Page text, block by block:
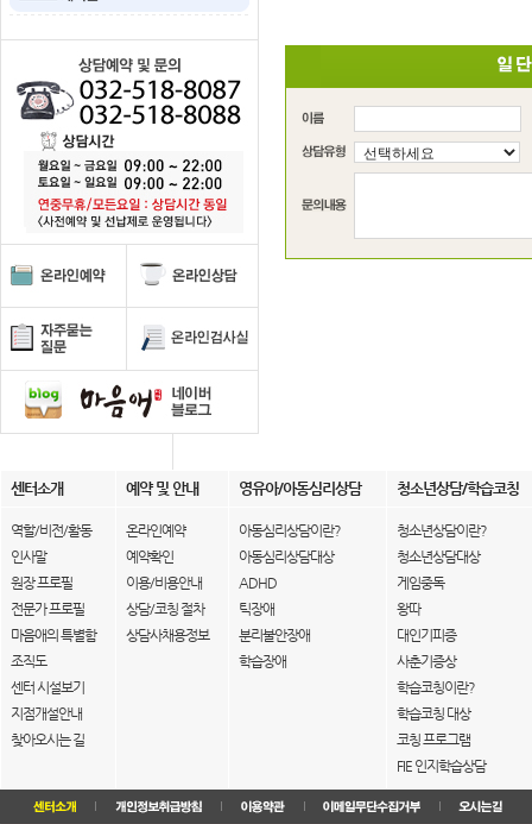
센터소개 예약 및 안내 영유아/아동심리상담 청소년상담/학습코칭
역할/비전/활동
인사말
원장 프로필
전문가 프로필
마음애의 특별함
조직도
센터 시설보기
지점개설안내
찾아오시는 길
온라인예약
예약확인
이용/비용안내
상담/코칭 절차
상담사채용정보
아동심리상담이란?
아동심리상담대상
ADHD
틱장애
분리불안장애
학습장애
청소년상담이란?
청소년상담대상
게임중독
왕따
대인기피증
사춘기증상
학습코칭이란?
학습코칭 대상
코칭 프로그램
FIE 인지학습상담